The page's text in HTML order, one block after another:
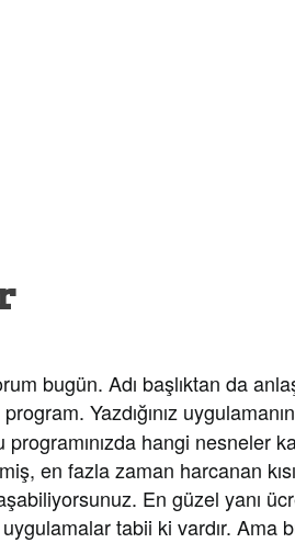
Adı başlıktan da
Yazdığınız
hangi nesneler
en fazla zaman harcanan
En güzel yanı
tabii ki vardır. Ama